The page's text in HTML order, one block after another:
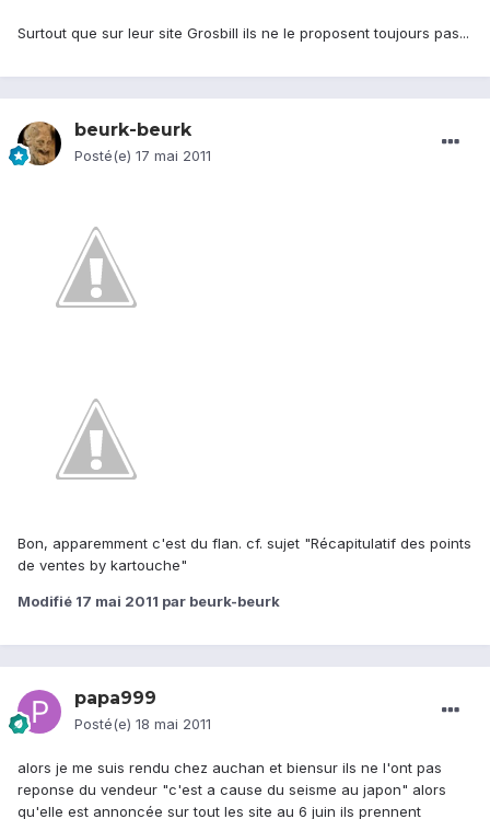
Surtout que sur leur site Grosbill ils ne le proposent toujours pas...
beurk-beurk
Posté(e) 17 mai 2011
Bon, apparemment c'est du flan. cf. sujet "Récapitulatif des points
de ventes by kartouche"
Modifié 17 mai 2011 par beurk-beurk
papa999
Posté(e) 18 mai 2011
alors je me suis rendu chez auchan et biensur ils ne l'ont pas
reponse du vendeur "c'est a cause du seisme au japon" alors
qu'elle est annoncée sur tout les site au 6 juin ils prennent